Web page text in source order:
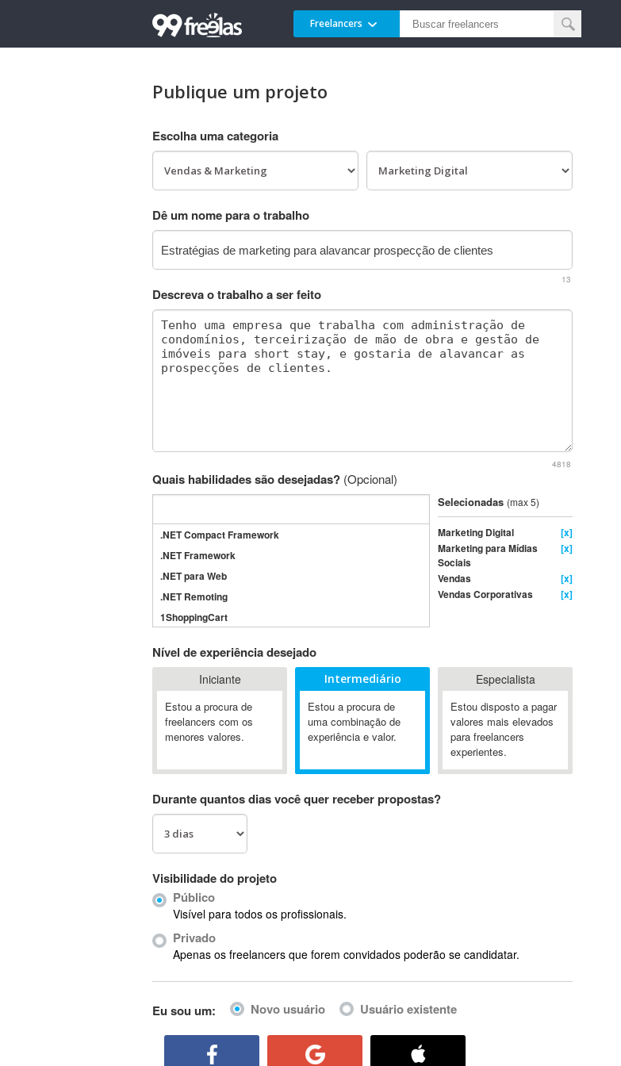
Freelancers
Publique um projeto
Escolha uma categoria
Dê um nome para o trabalho
13
Descreva o trabalho a ser feito
4818
Quais habilidades são desejadas? (Opcional)
.NET Compact Framework
.NET Framework
.NET para Web
.NET Remoting
1ShoppingCart
3GSM
4D Dimension
802.11
A&P
A-GPS
Ab Initio
ABIS
AbleCommerce
Ableton Live
Abstract Window Toolkit (AWT)
Selecionadas (max 5)
Marketing Digital
[x]
Marketing para Mídias
Sociais
[x]
Vendas
[x]
Vendas Corporativas
[x]
Nível de experiência desejado
Iniciante
Estou a procura de
freelancers com os
menores valores.
Intermediário
Estou a procura de
uma combinação de
experiência e valor.
Especialista
Estou disposto a pagar
valores mais elevados
para freelancers
experientes.
Durante quantos dias você quer receber propostas?
Visibilidade do projeto
Público
Visível para todos os profissionais.
Privado
Apenas os freelancers que forem convidados poderão se candidatar.
Eu sou um: Novo usuário Usuário existente